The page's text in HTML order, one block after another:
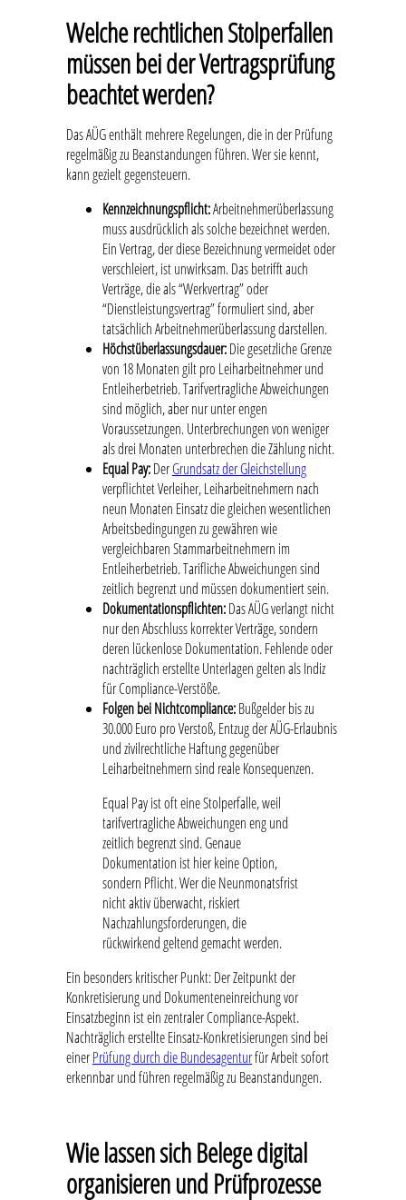
Welche rechtlichen Stolperfallen
müssen bei der Vertragsprüfung
beachtet werden?
Das AÜG enthält mehrere Regelungen, die in der Prüfung
regelmäßig zu Beanstandungen führen. Wer sie kennt,
kann gezielt gegensteuern.
Kennzeichnungspflicht:Arbeitnehmerüberlassung
muss ausdrücklich als solche bezeichnet werden.
Ein Vertrag, der diese Bezeichnung vermeidet oder
verschleiert, ist unwirksam. Das betrifft auch
Verträge, die als “Werkvertrag” oder
“Dienstleistungsvertrag” formuliert sind, aber
tatsächlich Arbeitnehmerüberlassung darstellen.
Höchstüberlassungsdauer:Die gesetzliche Grenze
von 18 Monaten gilt pro Leiharbeitnehmer und
Entleiherbetrieb. Tarifvertragliche Abweichungen
sind möglich, aber nur unter engen
Voraussetzungen. Unterbrechungen von weniger
als drei Monaten unterbrechen die Zählung nicht.
Equal Pay:DerGrundsatz der Gleichstellung
verpflichtet Verleiher, Leiharbeitnehmern nach
neun Monaten Einsatz die gleichen wesentlichen
Arbeitsbedingungen zu gewähren wie
vergleichbaren Stammarbeitnehmern im
Entleiherbetrieb. Tarifliche Abweichungen sind
zeitlich begrenzt und müssen dokumentiert sein.
Dokumentationspflichten:Das AÜG verlangt nicht
nur den Abschluss korrekter Verträge, sondern
deren lückenlose Dokumentation. Fehlende oder
nachträglich erstellte Unterlagen gelten als Indiz
für Compliance-Verstöße.
Folgen bei Nichtcompliance:Bußgelder bis zu
30.000 Euro pro Verstoß, Entzug der AÜG-Erlaubnis
und zivilrechtliche Haftung gegenüber
Leiharbeitnehmern sind reale Konsequenzen.
Equal Pay ist oft eine Stolperfalle, weil
tarifvertragliche Abweichungen eng und
zeitlich begrenzt sind. Genaue
Dokumentation ist hier keine Option,
sondern Pflicht. Wer die Neunmonatsfrist
nicht aktiv überwacht, riskiert
Nachzahlungsforderungen, die
rückwirkend geltend gemacht werden.
Ein besonders kritischer Punkt: Der Zeitpunkt der
Konkretisierung und Dokumenteneinreichung vor
Einsatzbeginn ist ein zentraler Compliance-Aspekt.
Nachträglich erstellte Einsatz-Konkretisierungen sind bei
einerPrüfung durch die Bundesagenturfür Arbeit sofort
erkennbar und führen regelmäßig zu Beanstandungen.
Wie lassen sich Belege digital
organisieren und Prüfprozesse